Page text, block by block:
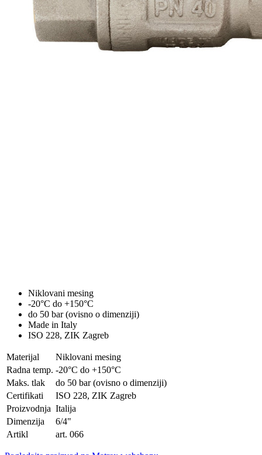
Niklovani mesing
-20°C do +150°C
do 50 bar (ovisno o dimenziji)
Made in Italy
ISO 228, ZIK Zagreb
Materijal
Niklovani mesing
Radna temp. -20°C do +150°C
Maks. tlak
do 50 bar (ovisno o dimenziji)
Certifikati
ISO 228, ZIK Zagreb
Proizvodnja Italija
Dimenzija
6/4"
Artikl
art. 066